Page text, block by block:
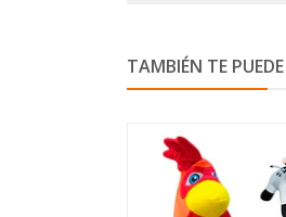
TAMBIÉN TE